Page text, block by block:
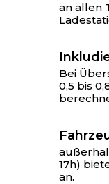
an allen
Bei
0,5 bis
17h)
an.